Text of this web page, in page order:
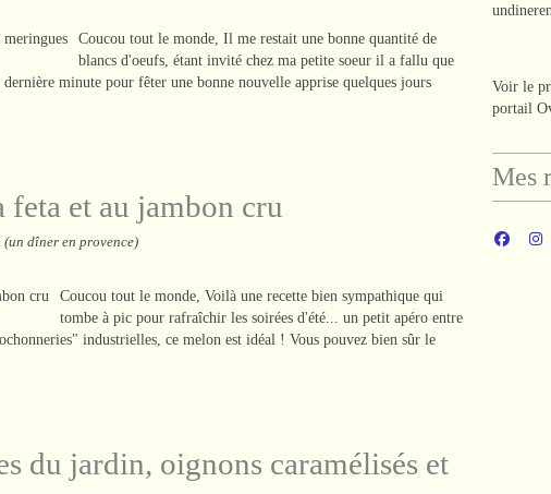
Coucou tout le monde, Il me restait une bonne quantité de
blancs d'oeufs, étant invité chez ma petite soeur il a fallu que
minute pour fêter une bonne nouvelle apprise quelques jours
et au jambon cru
(un dîner en provence)
Coucou tout le monde, Voilà une recette bien sympathique qui
tombe à pic pour rafraîchir les soirées d'été... un petit apéro entre
industrielles, ce melon est idéal ! Vous pouvez bien sûr le
du jardin, oignons caramélisés et
Voir le
portail
Mes